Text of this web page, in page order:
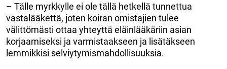
– Tälle myrkkylle ei ole tällä hetkellä tunnettua
vastalääkettä, joten koiran omistajien tulee
välittömästi ottaa yhteyttä eläinlääkäriin asian
korjaamiseksi ja varmistaakseen ja lisätäkseen
lemmikkisi selviytymismahdollisuuksia.